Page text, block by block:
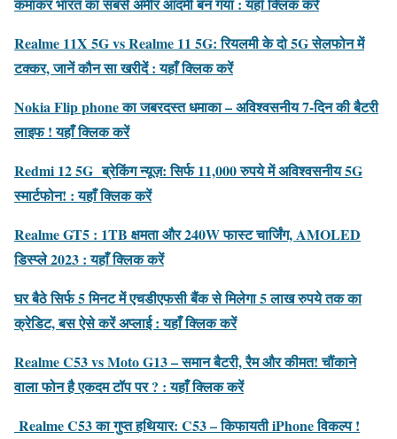
Realme 11X 5G vs Realme 11 5G: रियलमी के दो 5G सेलफोन में
टक्कर, जानें कौन सा खरीदें : यहाँ क्लिक करें
Nokia Flip phone का जबरदस्त धमाका – अविश्वसनीय 7-दिन की बैटरी
लाइफ ! यहाँ क्लिक करें
Redmi 12 5G ब्रेकिंग न्यूज़: सिर्फ 11,000 रुपये में अविश्वसनीय 5G
स्मार्टफोन! : यहाँ क्लिक करें
Realme GT5 : 1TB क्षमता और 240W फास्ट चार्जिंग, AMOLED
डिस्प्ले 2023 : यहाँ क्लिक करें
घर बैठे सिर्फ 5 मिनट में एचडीएफसी बैंक से मिलेगा 5 लाख रुपये तक का
क्रेडिट, बस ऐसे करें अप्लाई : यहाँ क्लिक करें
Realme C53 vs Moto G13 – समान बैटरी, रैम और कीमत! चौंकाने
वाला फोन है एकदम टॉप पर ? : यहाँ क्लिक करें
Realme C53 का गुप्त हथियार: C53 – किफायती iPhone विकल्प !